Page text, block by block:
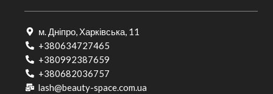
м. Дніпро, Харківська, 11
+380634727465
+380992387659
+380682036757​
lash@beauty-space.com.ua